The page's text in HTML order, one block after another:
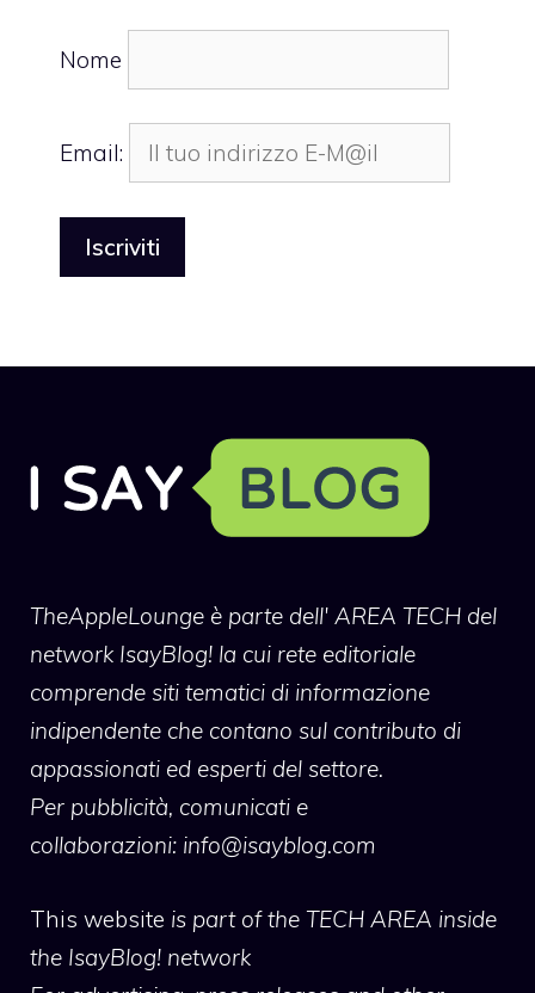
Nome
Email:
TheAppleLounge è parte dell' AREA TECH del
network IsayBlog! la cui rete editoriale
comprende siti tematici di informazione
indipendente che contano sul contributo di
appassionati ed esperti del settore.
Per pubblicità, comunicati e
collaborazioni: info@isayblog.com
This website is part of the TECH AREA inside
the IsayBlog! network